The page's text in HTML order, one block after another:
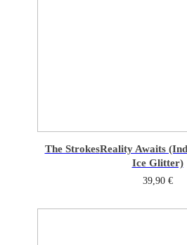
The StrokesReality Awaits
Ice Glitter)
39,90 €